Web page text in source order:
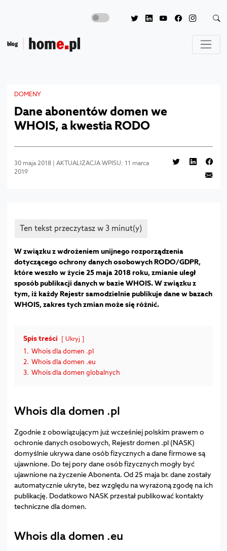
DOMENY
Dane abonentów domen we
WHOIS, a kwestia RODO
30 maja 2018 | AKTUALIZACJA WPISU: 11 marca
2019
W związku z wdrożeniem unijnego rozporządzenia
dotyczącego ochrony danych osobowych RODO/GDPR,
które weszło w życie 25 maja 2018 roku, zmianie uległ
sposób publikacji danych w bazie WHOIS. W związku z
tym, iż każdy Rejestr samodzielnie publikuje dane w bazach
WHOIS, zakres tych zmian może się różnić.
Spis treści Ukryj
1. Whois dla domen .pl
2. Whois dla domen .eu
3. Whois dla domen globalnych
Whois dla domen .pl
Zgodnie z obowiązującym już wcześniej polskim prawem o
ochronie danych osobowych, Rejestr domen .pl (NASK)
domyślnie ukrywa dane osób fizycznych a dane firmowe są
ujawnione. Do tej pory dane osób fizycznych mogły być
ujawnione na życzenie Abonenta. Od 25 maja br. dane zostały
automatycznie ukryte, bez względu na wyrażoną zgodę na ich
publikację. Dodatkowo NASK przestał publikować kontakty
techniczne dla domen.
Whois dla domen .eu